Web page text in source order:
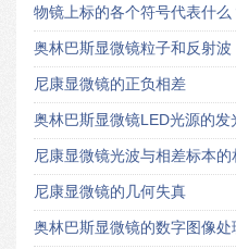
物镜上标的各个符号代表什么
奥林巴斯显微镜粒子和反射波
尼康显微镜的正负相差
奥林巴斯显微镜LED光源的发
尼康显微镜光波与相差标本的
尼康显微镜的几何失真
奥林巴斯显微镜的数字图像处